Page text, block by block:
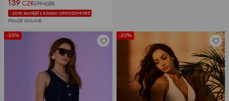
139 CZK179 CZK
-20% levnější s kódem OMNI20MORE
POUZE ONLINE
-33% -20%